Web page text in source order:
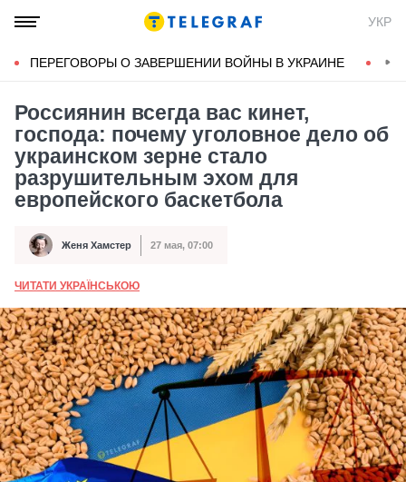
УКР
ПЕРЕГОВОРЫ О ЗАВЕРШЕНИИ ВОЙНЫ В УКРАИНЕ
Россиянин всегда вас кинет,
господа: почему уголовное дело об
украинском зерне стало
разрушительным эхом для
европейского баскетбола
Автор Женя Хамстер
Дата публикации 27 мая, 07:00
ЧИТАТИ УКРАЇНСЬКОЮ